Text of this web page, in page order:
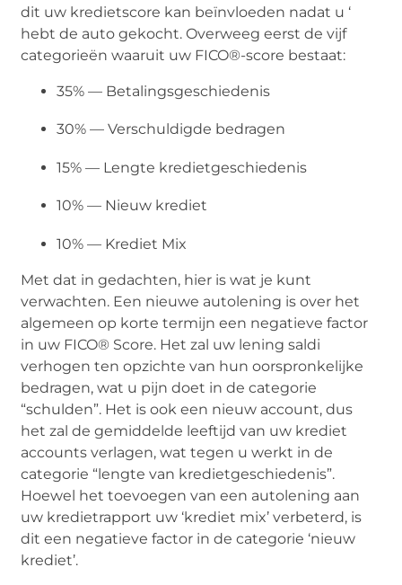
dit uw kredietscore kan beïnvloeden nadat u ‘
hebt de auto gekocht. Overweeg eerst de vijf
categorieën waaruit uw FICO®-score bestaat:
35% — Betalingsgeschiedenis
30% — Verschuldigde bedragen
15% — Lengte kredietgeschiedenis
10% — Nieuw krediet
10% — Krediet Mix
Met dat in gedachten, hier is wat je kunt
verwachten. Een nieuwe autolening is over het
algemeen op korte termijn een negatieve factor
in uw FICO® Score. Het zal uw lening saldi
verhogen ten opzichte van hun oorspronkelijke
bedragen, wat u pijn doet in de categorie
“schulden”. Het is ook een nieuw account, dus
het zal de gemiddelde leeftijd van uw krediet
accounts verlagen, wat tegen u werkt in de
categorie “lengte van kredietgeschiedenis”.
Hoewel het toevoegen van een autolening aan
uw kredietrapport uw ‘krediet mix’ verbeterd, is
dit een negatieve factor in de categorie ‘nieuw
krediet’.